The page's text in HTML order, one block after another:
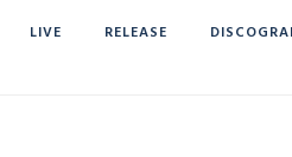
LIVE RELEASE